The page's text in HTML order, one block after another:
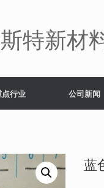
特新材
行业 公司新闻
蓝